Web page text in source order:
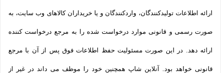
ارائه اطلاعات تولیدکنندگان، واردکنندگان و یا خریداران کالاهای وب سایت، به
صورت رسمی و قانونی موارد درخواست شده را به مرجع درخواست کننده
ارائه دهد. در این صورت مسئولیت حفظ اطلاعات فوق پس از آن با مرجع
قانونی خواهد بود. آنلاین شاپ همچنین خود را موظف می داند در غیر از